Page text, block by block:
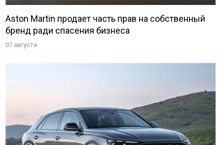
Aston Martin продает часть прав на собственный
бренд ради спасения бизнеса
07 августа